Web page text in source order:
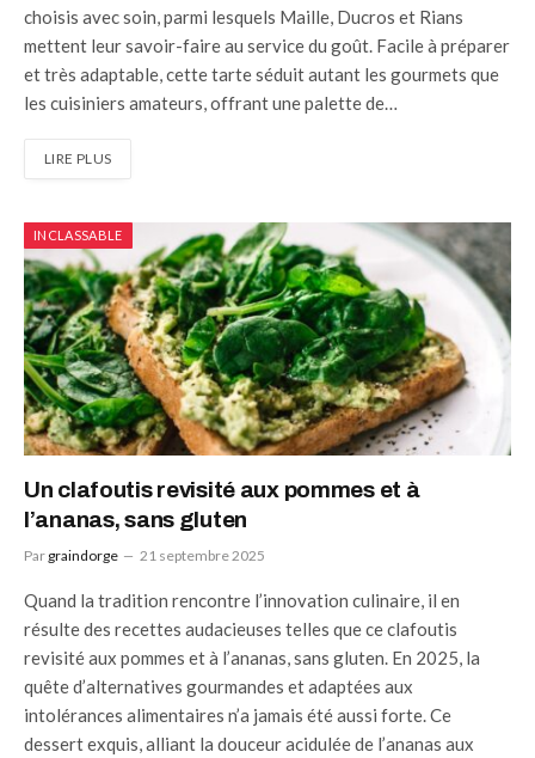
choisis avec soin, parmi lesquels Maille, Ducros et Rians
mettent leur savoir-faire au service du goût. Facile à préparer
et très adaptable, cette tarte séduit autant les gourmets que
les cuisiniers amateurs, offrant une palette de…
LIRE PLUS
INCLASSABLE
Un clafoutis revisité aux pommes et à
l’ananas, sans gluten
Par graindorge 21 septembre 2025
Quand la tradition rencontre l’innovation culinaire, il en
résulte des recettes audacieuses telles que ce clafoutis
revisité aux pommes et à l’ananas, sans gluten. En 2025, la
quête d’alternatives gourmandes et adaptées aux
intolérances alimentaires n’a jamais été aussi forte. Ce
dessert exquis, alliant la douceur acidulée de l’ananas aux